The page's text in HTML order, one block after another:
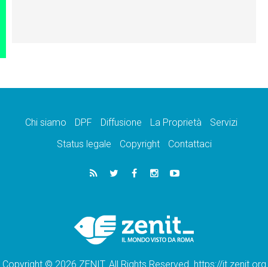
Chi siamo DPF Diffusione La Proprietà
Servizi
Status legale
Copyright Contattaci
Copyright © 2026 ZENIT. All Rights Reserved. https://it.zenit.org